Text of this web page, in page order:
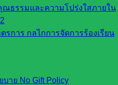
ณธรรมและความโปร่งใสภายใน
รการ กลไกการจัดการร้องเรียน
าย No Gift Policy